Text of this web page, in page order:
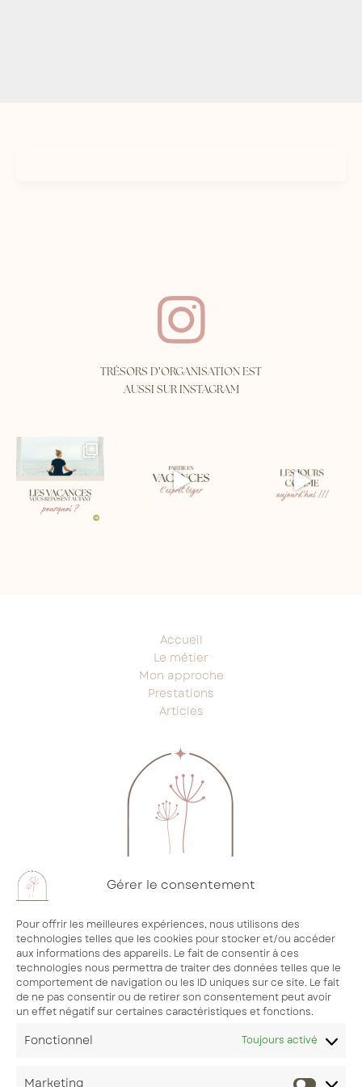
Gérer le consentement
Pour offrir les meilleures expériences, nous utilisons des
technologies telles que les cookies pour stocker et/ou accéder
aux informations des appareils. Le fait de consentir à ces
technologies nous permettra de traiter des données telles que le
comportement de navigation ou les ID uniques sur ce site. Le fait
de ne pas consentir ou de retirer son consentement peut avoir
un effet négatif sur certaines caractéristiques et fonctions.
Fonctionnel Toujours activé
Marketing
TRÉSORS D'ORGANISATION EST
AUSSI SUR INSTAGRAM
Accueil
Le métier
Mon approche
Prestations
Articles
06 64 85 73 76
tresorsdorganisation@outlook.fr
Prendre RDV